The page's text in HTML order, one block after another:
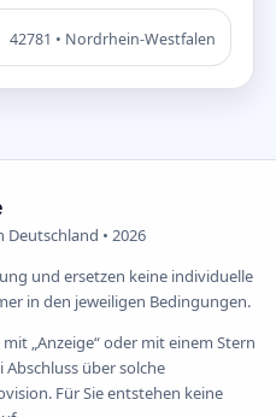
42781 • Nordrhein-Westfalen
Deutschland • 2026
und ersetzen keine individuelle
in den jeweiligen Bedingungen.
mit „Anzeige“ oder mit einem Stern
über solche
Für Sie entstehen keine